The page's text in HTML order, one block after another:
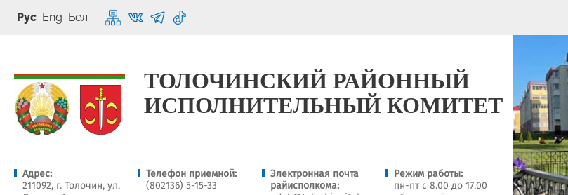
Рус Eng Бел
ТОЛОЧИНСКИЙ РАЙОННЫЙ
ИСПОЛНИТЕЛЬНЫЙ КОМИТЕТ
Адрес:
211092, г. Толочин, ул.
Телефон приемной:
(802136) 5-15-33
Электронная почта
райисполкома:
Режим работы:
пн-пт с 8.00 до 17.00